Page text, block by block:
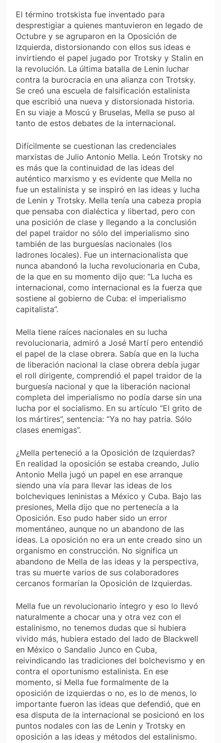
El término trotskista fue inventado para
desprestigiar a quienes mantuvieron en legado de
Octubre y se agruparon en la Oposición de
Izquierda, distorsionando con ellos sus ideas e
invirtiendo el papel jugado por Trotsky y Stalin en
la revolución. La última batalla de Lenin luchar
contra la burocracia en una alianza con Trotsky.
Se creó una escuela de falsificación estalinista
que escribió una nueva y distorsionada historia.
En su viaje a Moscú y Bruselas, Mella se puso al
tanto de estos debates de la internacional.
Difícilmente se cuestionan las credenciales
marxistas de Julio Antonio Mella. León Trotsky no
es más que la continuidad de las ideas del
auténtico marxismo y es evidente que Mella no
fue un estalinista y se inspiró en las ideas y lucha
de Lenin y Trotsky. Mella tenía una cabeza propia
que pensaba con dialéctica y libertad, pero con
una posición de clase y llegando a la conclusión
del papel traidor no sólo del imperialismo sino
también de las burguesías nacionales (los
ladrones locales). Fue un internacionalista que
nunca abandonó la lucha revolucionaria en Cuba,
de la que en su momento dijo que: “La lucha es
internacional, como internacional es la fuerza que
sostiene al gobierno de Cuba: el imperialismo
capitalista”.
Mella tiene raíces nacionales en su lucha
revolucionaria, admiró a José Martí pero entendió
el papel de la clase obrera. Sabía que en la lucha
de liberación nacional la clase obrera debía jugar
el roll dirigente, comprendió el papel traidor de la
burguesía nacional y que la liberación nacional
completa del imperialismo no podía darse sin una
lucha por el socialismo. En su artículo “El grito de
los mártires”, sentencia: “Ya no hay patria. Sólo
clases enemigas”.
¿Mella perteneció a la Oposición de Izquierdas?
En realidad la oposición se estaba creando, Julio
Antonio Mella jugó un papel en ese arranque
siendo una vía para llevar las ideas de los
bolcheviques leninistas a México y Cuba. Bajo las
presiones, Mella dijo que no pertenecía a la
Oposición. Eso pudo haber sido un error
momentáneo, aunque no un abandono de las
ideas. La oposición no era un ente creado sino un
organismo en construcción. No significa un
abandono de Mella de las ideas y la perspectiva,
tras su muerte varios de sus colaboradores
cercanos formarían la Oposición de Izquierdas.
Mella fue un revolucionario íntegro y eso lo llevó
naturalmente a chocar una y otra vez con el
estalinismo, no tenemos dudas que si hubiera
vivido más, hubiera estado del lado de Blackwell
en México o Sandalio Junco en Cuba,
reivindicando las tradiciones del bolchevismo y en
contra el oportunismo estalinista. En ese
momento, si Mella fue formalmente de la
oposición de izquierdas o no, es lo de menos, lo
importante fueron las ideas que defendió, que en
esa disputa de la internacional se posicionó en los
puntos nodales con las de Lenin y Trotsky en
oposición a las ideas y métodos del estalinismo.